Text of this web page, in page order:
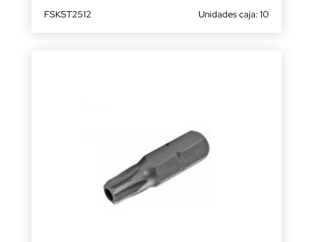
FSKST2512 Unidades caja: 10